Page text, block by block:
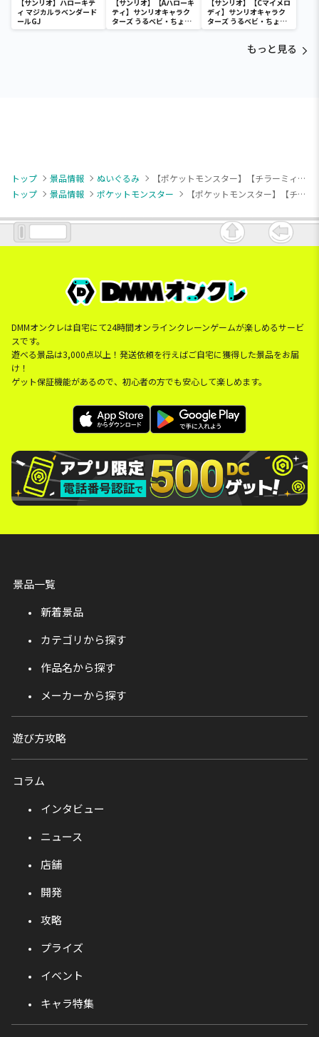
【サンリオ】ハローキテ
ィ マジカルラベンダード
ールGJ
【サンリオ】【Aハローキ
ティ】サンリオキャラク
ターズ うるベビ・ちょい
デカドール
【サンリオ】【Cマイメロ
ディ】サンリオキャラク
ターズ うるベビ・ちょい
デカドール
もっと見る
トップ 景品情報 ぬいぐるみ
【ポケットモンスター】【チラーミィ】ポケットモンスター めちゃもふぐっとぬいぐるみ～チラーミィ～
トップ
景品情報 ポケットモンスター 【ポケットモンスター】【チラーミィ】ポケットモンスター めちゃもふぐっとぬいぐるみ～チラーミィ～
DMMオンクレは自宅にて24時間オンラインクレーンゲームが楽しめるサービ
スです。
遊べる景品は3,000点以上！発送依頼を行えばご自宅に獲得した景品をお届
け！
ゲット保証機能があるので、初心者の方でも安心して楽しめます。
景品一覧
新着景品
カテゴリから探す
作品名から探す
メーカーから探す
遊び方攻略
コラム
インタビュー
ニュース
店舗
開発
攻略
プライズ
イベント
キャラ特集